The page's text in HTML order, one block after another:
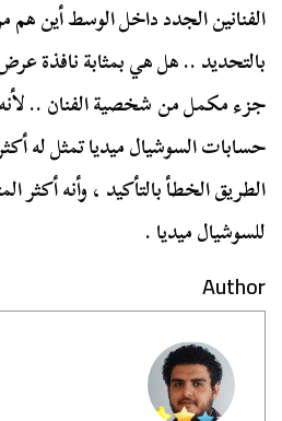
الفنانين الجدد داخل الوسط أين هم
بالتحديد .. هل هي بمثابة نافذة
جزء مكمل من شخصية الفنان .. لأنه
حسابات السوشيال ميديا تمثل له
الطريق الخطأ بالتأكيد ، وأنه
للسوشيال ميديا .
Author